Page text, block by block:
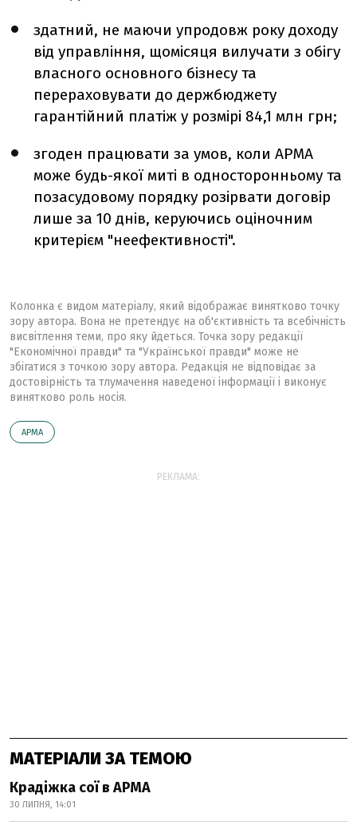
здатний, не маючи упродовж року доходу
від управління, щомісяця вилучати з обігу
власного основного бізнесу та
перераховувати до держбюджету
гарантійний платіж у розмірі 84,1 млн грн;
згоден працювати за умов, коли АРМА
може будь-якої миті в односторонньому та
позасудовому порядку розірвати договір
лише за 10 днів, керуючись оціночним
критерієм "неефективності".
Колонка є видом матеріалу, який відображає винятково точку
зору автора. Вона не претендує на об'єктивність та всебічність
висвітлення теми, про яку йдеться. Точка зору редакції
"Економічної правди" та "Української правди" може не
збігатися з точкою зору автора. Редакція не відповідає за
достовірність та тлумачення наведеної інформації і виконує
винятково роль носія.
АРМА
РЕКЛАМА:
МАТЕРІАЛИ ЗА ТЕМОЮ
Крадіжка сої в АРМА
30 ЛИПНЯ, 14:01